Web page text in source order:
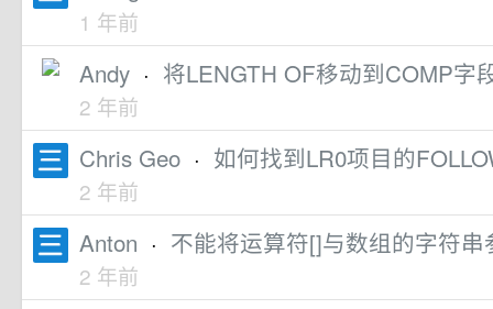
1 年前
Andy · 将LENGTH OF移动到COMP字
2 年前
Chris Geo · 如何找到LR0项目的
2 年前
Anton · 不能将运算符[]与数组的字符
2 年前